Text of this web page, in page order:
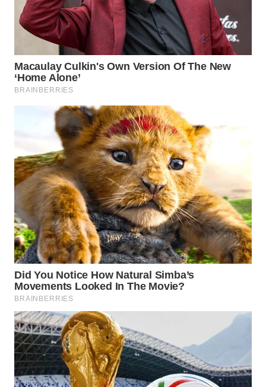
WN
PRIANGAN
TIMUR
WN
SEMARANG
WN
BOROBUDUR
WN
MADURA
WN
SURABAYA
WN
WN
BINTAN
WN